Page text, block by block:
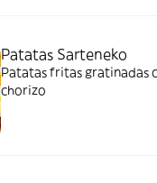
Patatas Sarteneko
Patatas fritas gratinadas
chorizo